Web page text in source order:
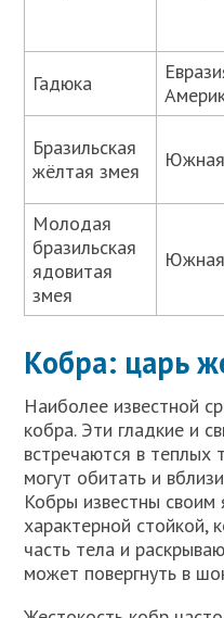
Гадюка
Бразильская
жёлтая змея
Молодая
бразильская
ядовитая
змея
Кобра: царь
Наиболее известной
кобра. Эти гладкие и
встречаются в теплых
могут обитать и
Кобры известны
характерной
часть тела и
может повергнуть в